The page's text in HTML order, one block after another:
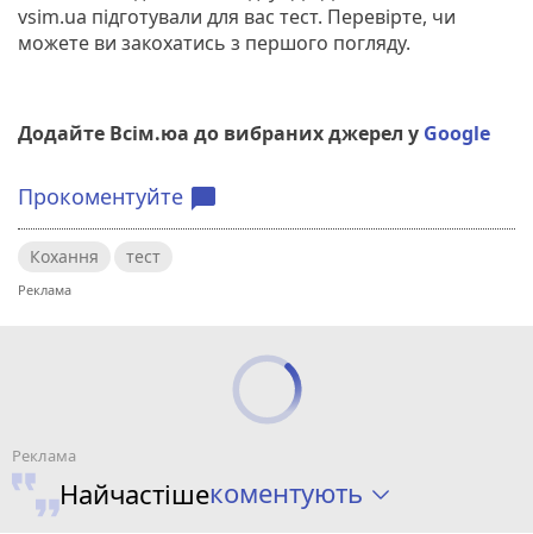
vsim.ua підготували для вас тест. Перевірте, чи
можете ви закохатись з першого погляду.
Додайте Всім.юа до вибраних джерел у Google
Прокоментуйте chat_bubble
Кохання тест
Найчастішекоментують